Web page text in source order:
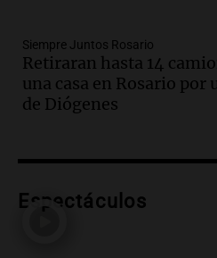
Audio.Brutal asalto
anciano de 88 años
robarle un millón de
Panorama Federal
Audio.Rechazaron
sobre Candela Arizaga
Siempre Juntos Rosario
Retiraran hasta 14
una casa en Rosario por
de Diógenes
Espectáculos